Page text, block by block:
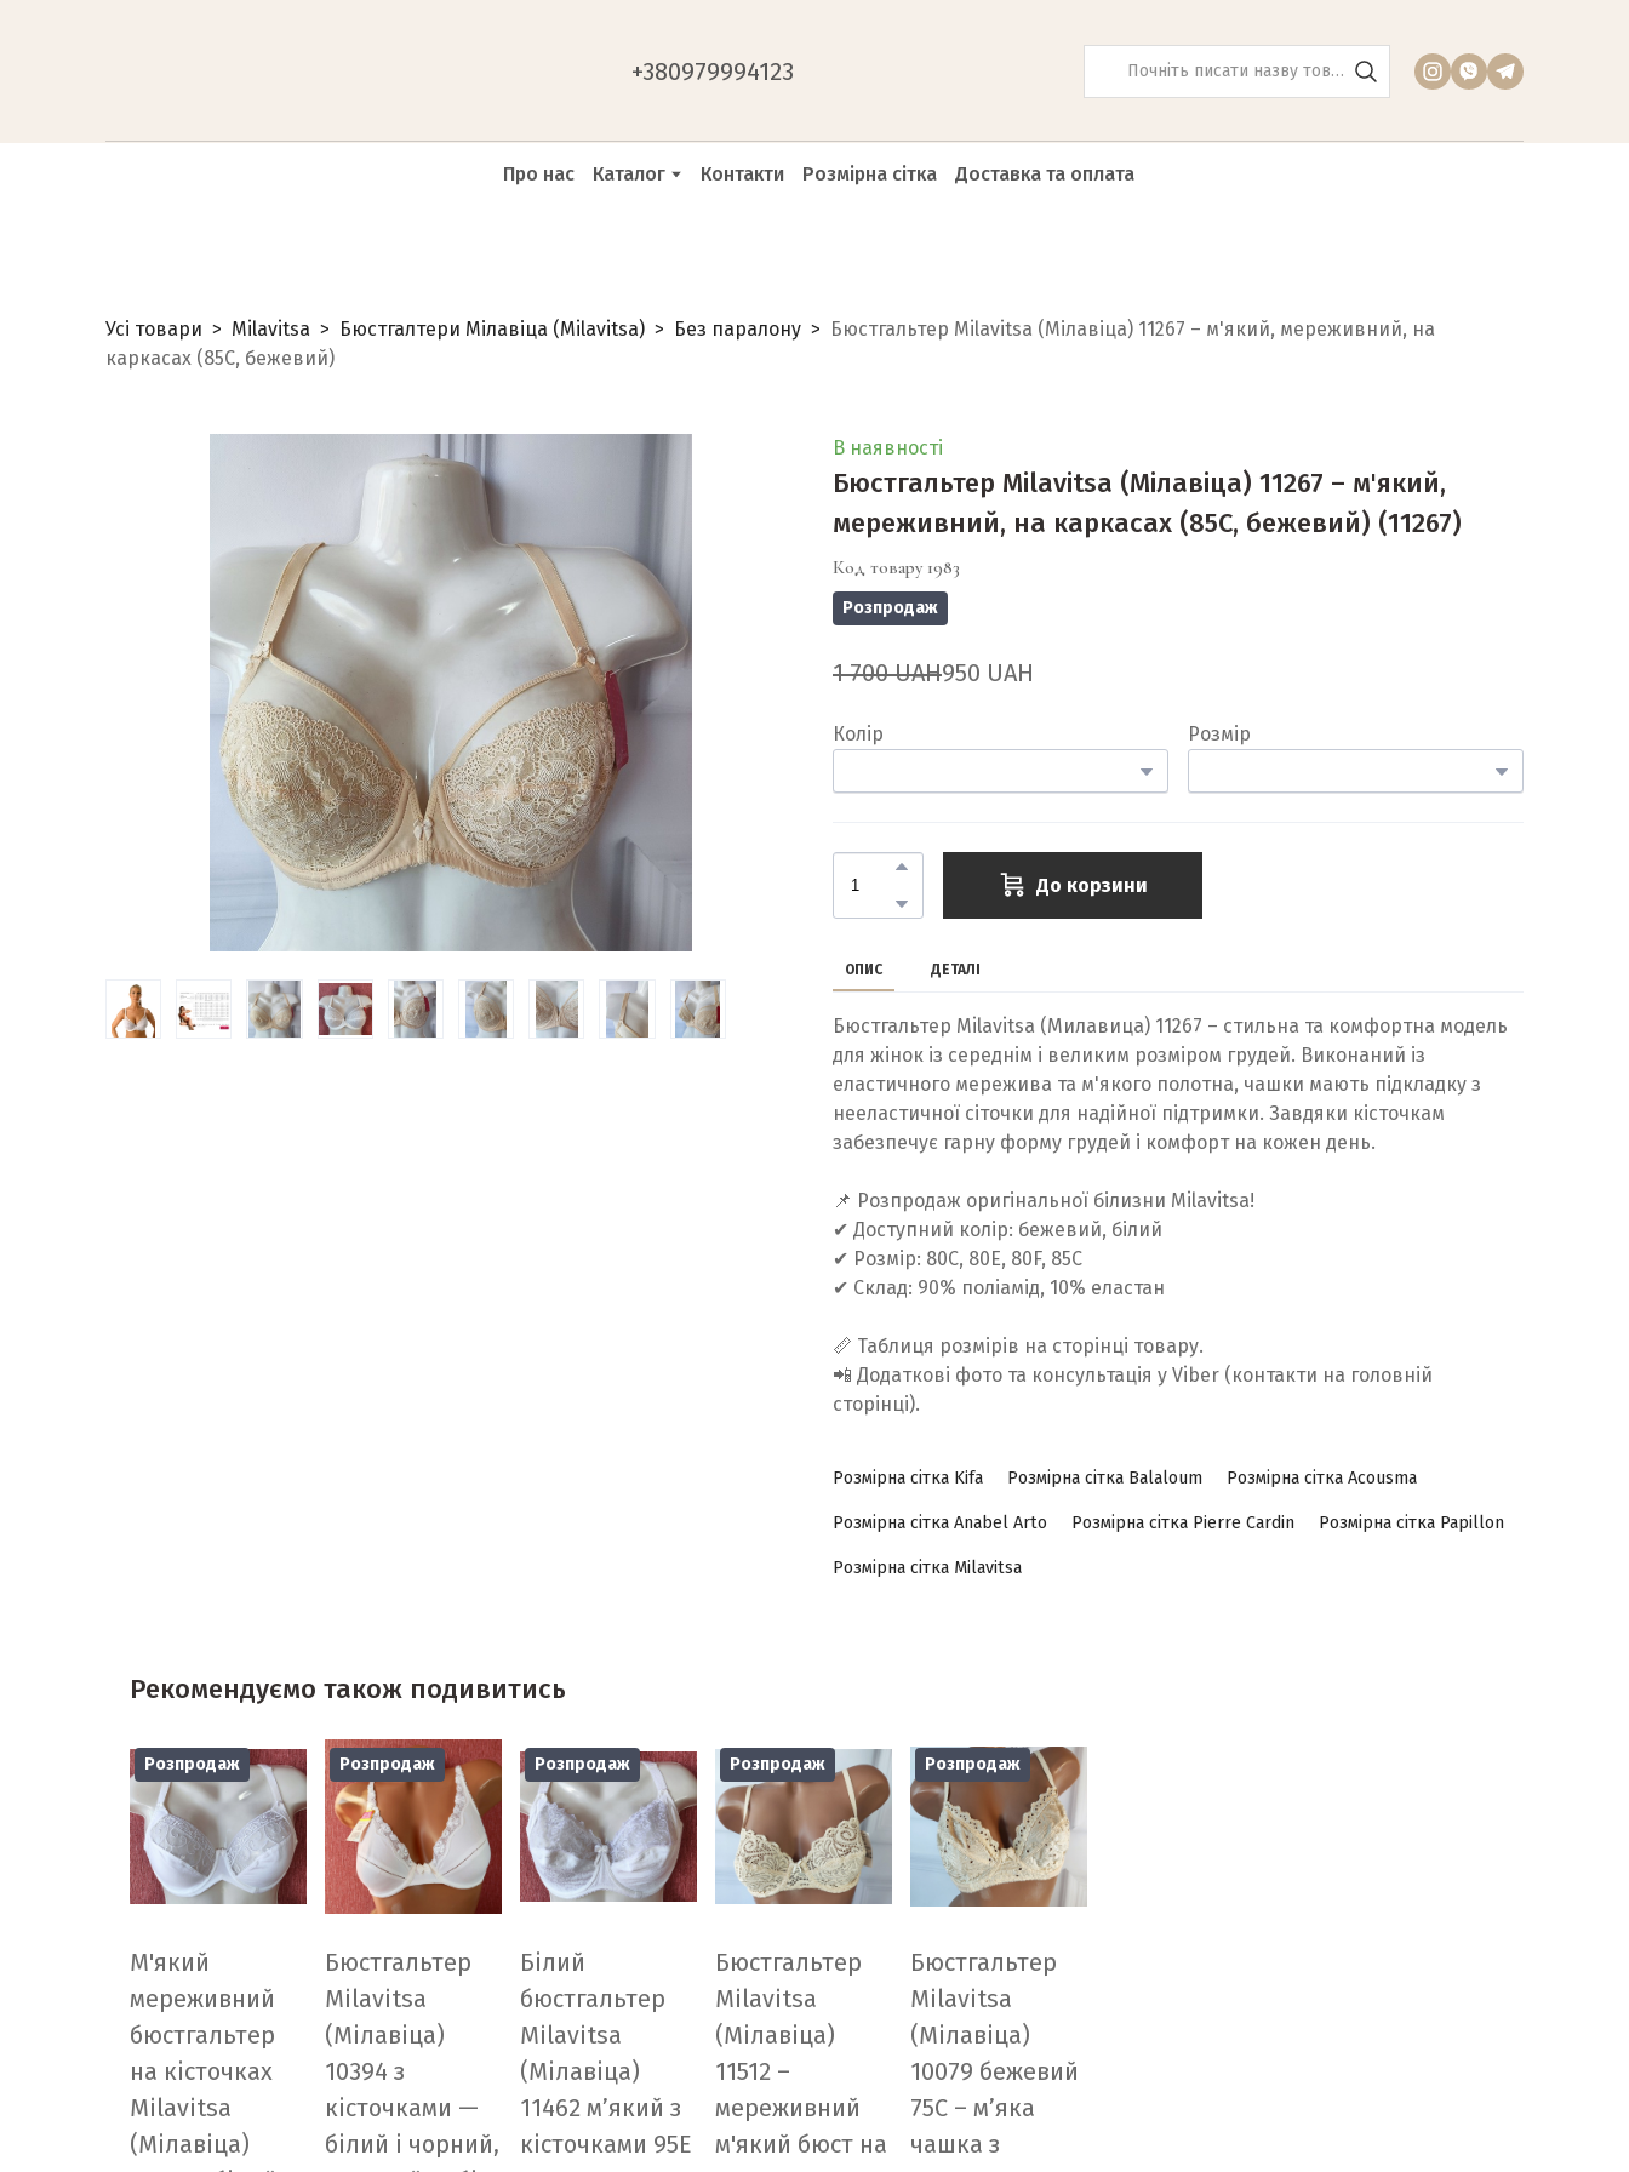
+380979994123
Про нас Каталог Контакти Розмірна сітка Доставка та оплата
Усі товари Milavitsa Бюстгалтери Мілавіца (Milavitsa) Без паралону
Бюстгальтер Milavitsa (Мілавіца) 11267 – м'який, мереживний, на
каркасах (85C, бежевий)
В наявності
Бюстгальтер Milavitsa (Мілавіца) 11267 – м'який,
мереживний, на каркасах (85C, бежевий) (11267)
Код товару 1983
Розпродаж
1 700 UAH950 UAH
Колір Розмір
До корзини
ОПИС ДЕТАЛІ
Бюстгальтер Milavitsa (Милавица) 11267 – стильна та комфортна модель
для жінок із середнім і великим розміром грудей. Виконаний із
еластичного мережива та м'якого полотна, чашки мають підкладку з
нееластичної сіточки для надійної підтримки. Завдяки кісточкам
забезпечує гарну форму грудей і комфорт на кожен день.
📌 Розпродаж оригінальної білизни Milavitsa!
✔ Доступний колір: бежевий, білий
✔ Розмір: 80С, 80Е, 80F, 85C
✔ Склад: 90% поліамід, 10% еластан
📏 Таблиця розмірів на сторінці товару.
📲 Додаткові фото та консультація у Viber (контакти на головній
сторінці).
Розмірна сітка Kifa Розмірна сітка Balaloum Розмірна сітка Acousma
Розмірна сітка Anabel Arto Розмірна сітка Pierre Cardin Розмірна сітка Papillon
Розмірна сітка Milavitsa
Рекомендуємо також подивитись
Розпродаж
М'який
мереживний
бюстгальтер
на кісточках
Milavitsa
(Мілавіца)
Розпродаж
Бюстгальтер
Milavitsa
(Мілавіца)
10394 з
кісточками —
білий і чорний,
Розпродаж
Білий
бюстгальтер
Milavitsa
(Мілавіца)
11462 м’який з
кісточками 95E
Розпродаж
Бюстгальтер
Milavitsa
(Мілавіца)
11512 –
мереживний
м'який бюст на
Розпродаж
Бюстгальтер
Milavitsa
(Мілавіца)
10079 бежевий
75С – м’яка
чашка з